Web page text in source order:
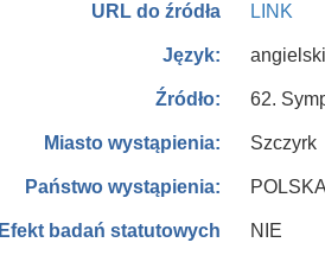
URL do źródła LINK
Język: angielski
Źródło: 62.
Miasto wystąpienia: Szczyrk
Państwo wystąpienia:
Efekt badań statutowych NIE